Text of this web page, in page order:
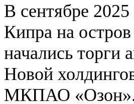
В сентябре
Кипра на
начались
Новой
МКПАО